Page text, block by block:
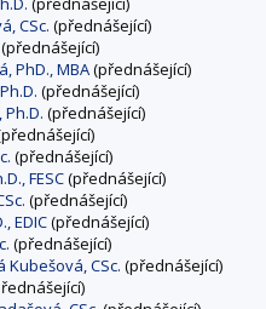
CSc. (přednášející)
(přednášející)
PhD., MBA(přednášející)
(přednášející)
(přednášející)
(přednášející)
FESC(přednášející)
(přednášející)
EDIC(přednášející)
(přednášející)
CSc. (přednášející)